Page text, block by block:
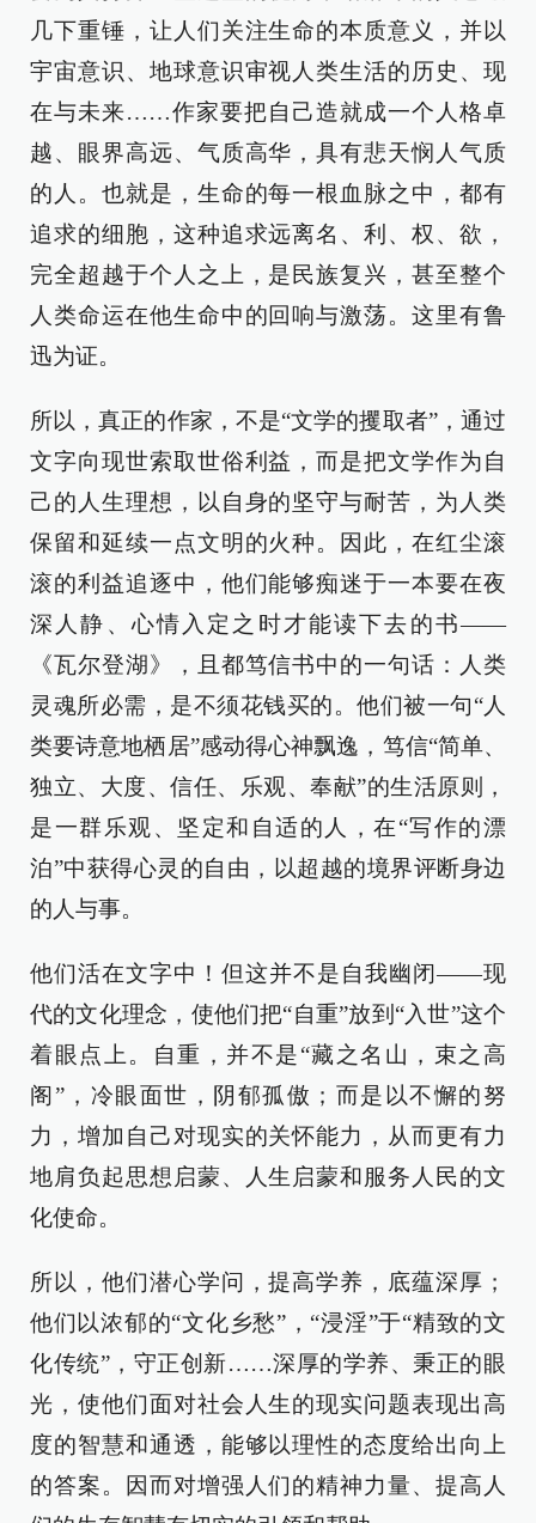
几下重锤，让人们关注生命的本质意义，并以
宇宙意识、地球意识审视人类生活的历史、现
在与未来……作家要把自己造就成一个人格卓
越、眼界高远、气质高华，具有悲天悯人气质
的人。也就是，生命的每一根血脉之中，都有
追求的细胞，这种追求远离名、利、权、欲，
完全超越于个人之上，是民族复兴，甚至整个
人类命运在他生命中的回响与激荡。这里有鲁
迅为证。
所以，真正的作家，不是“文学的攫取者”，通过
文字向现世索取世俗利益，而是把文学作为自
己的人生理想，以自身的坚守与耐苦，为人类
保留和延续一点文明的火种。因此，在红尘滚
滚的利益追逐中，他们能够痴迷于一本要在夜
深人静、心情入定之时才能读下去的书——
《瓦尔登湖》，且都笃信书中的一句话：人类
灵魂所必需，是不须花钱买的。他们被一句“人
类要诗意地栖居”感动得心神飘逸，笃信“简单、
独立、大度、信任、乐观、奉献”的生活原则，
是一群乐观、坚定和自适的人，在“写作的漂
泊”中获得心灵的自由，以超越的境界评断身边
的人与事。
他们活在文字中！但这并不是自我幽闭——现
代的文化理念，使他们把“自重”放到“入世”这个
着眼点上。自重，并不是“藏之名山，束之高
阁”，冷眼面世，阴郁孤傲；而是以不懈的努
力，增加自己对现实的关怀能力，从而更有力
地肩负起思想启蒙、人生启蒙和服务人民的文
化使命。
所以，他们潜心学问，提高学养，底蕴深厚；
他们以浓郁的“文化乡愁”，“浸淫”于“精致的文
化传统”，守正创新……深厚的学养、秉正的眼
光，使他们面对社会人生的现实问题表现出高
度的智慧和通透，能够以理性的态度给出向上
的答案。因而对增强人们的精神力量、提高人